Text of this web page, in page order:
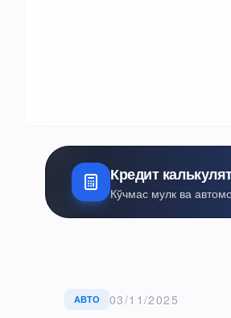
Кредит
Кўчмас мулк ва
АВТО 03/11/2025